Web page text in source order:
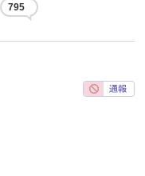
795